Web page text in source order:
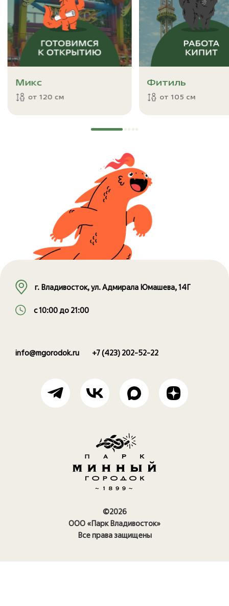
Микс
от 120 см
Фитиль
от 105 см
г. Владивосток, ул. Адмирала Юмашева, 14Г
с 10:00 до 21:00
info@mgorodok.ru +7 (423) 202-52-22
©2026
ООО «Парк Владивосток»
Все права защищены